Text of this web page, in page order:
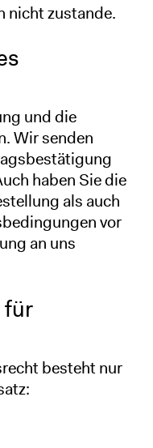
nicht zustande.
und die
Wir senden
haben Sie die
als auch
vor
an uns
für
besteht nur